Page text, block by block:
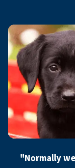
"Normally